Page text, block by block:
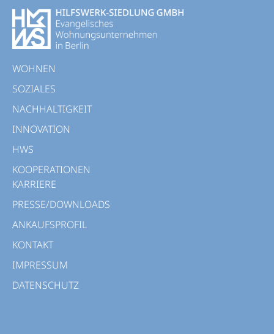
WOHNEN
SOZIALES
NACHHALTIGKEIT
INNOVATION
HWS
KOOPERATIONEN
KARRIERE
PRESSE/DOWNLOADS
ANKAUFSPROFIL
KONTAKT
IMPRESSUM
DATENSCHUTZ